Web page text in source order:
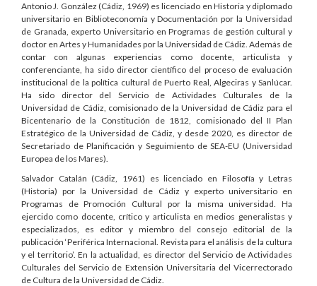
Antonio J. González (Cádiz, 1969) es licenciado en Historia y diplomado
universitario en Biblioteconomía y Documentación por la Universidad
de Granada, experto Universitario en Programas de gestión cultural y
doctor en Artes y Humanidades por la Universidad de Cádiz. Además de
contar con algunas experiencias como docente, articulista y
conferenciante, ha sido director científico del proceso de evaluación
institucional de la política cultural de Puerto Real, Algeciras y Sanlúcar.
Ha sido director del Servicio de Actividades Culturales de la
Universidad de Cádiz, comisionado de la Universidad de Cádiz para el
Bicentenario de la Constitución de 1812, comisionado del II Plan
Estratégico de la Universidad de Cádiz, y desde 2020, es director de
Secretariado de Planificación y Seguimiento de SEA-EU (Universidad
Europea de los Mares).
Salvador Catalán (Cádiz, 1961) es licenciado en Filosofía y Letras
(Historia) por la Universidad de Cádiz y experto universitario en
Programas de Promoción Cultural por la misma universidad. Ha
ejercido como docente, crítico y articulista en medios generalistas y
especializados, es editor y miembro del consejo editorial de la
publicación ‘Periférica Internacional. Revista para el análisis de la cultura
y el territorio’. En la actualidad, es director del Servicio de Actividades
Culturales del Servicio de Extensión Universitaria del Vicerrectorado
de Cultura de la Universidad de Cádiz.